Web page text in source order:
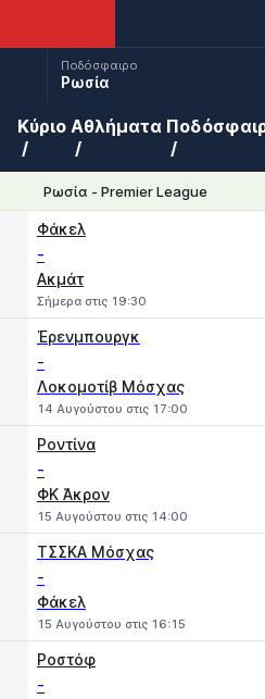
Ποδόσφαιρο
Ρωσία
Κύριο Αθλήματα
Ρωσία - Premier League
Φάκελ
-
Ακμάτ
Σήμερα στις 19:30
Έρενμπουργκ
-
Λοκομοτίβ Μόσχας
14 Αυγούστου στις 17:00
Ροντίνα
-
ΦΚ Άκρον
15 Αυγούστου στις 14:00
ΤΣΣΚΑ Μόσχας
-
Φάκελ
15 Αυγούστου στις 16:15
Ροστόφ
-